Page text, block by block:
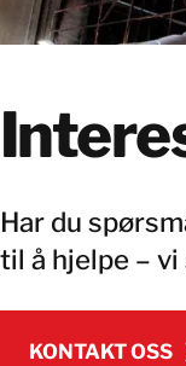
Har du
til å hjelpe –
KONTAKT OSS